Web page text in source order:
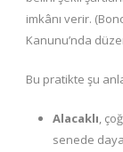
imkânı verir.
Kanunu’nda
Bu pratikte şu
Alacaklı,
senede